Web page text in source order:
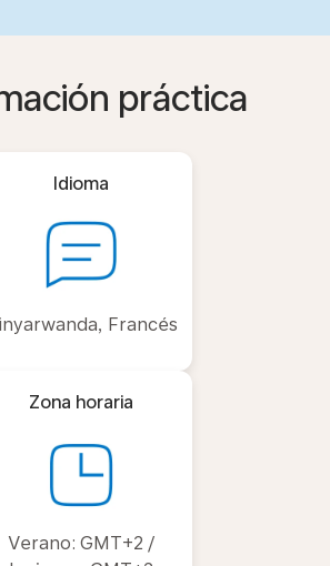
práctica
Idioma
Francés
Zona horaria
Verano: GMT+2 /